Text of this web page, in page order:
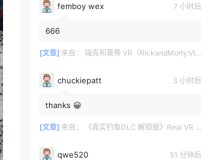
femboy wex 7 小时后
666
[文章] 来自： 瑞克和莫蒂 VR（RickandMorty:VirtualRick-ality）
chuckiepatt 3 小时后
thanks 😀
[文章] 来自： 《真实钓鱼DLC 解锁版》Real VR Fishing DLC
qwe520 51 分钟后